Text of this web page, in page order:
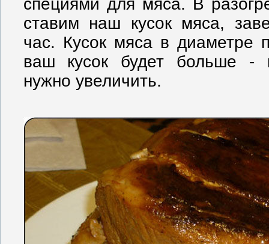
ставим наш кусок мяса,
час. Кусок мяса в диаметре
ваш кусок будет больше -
нужно увеличить.